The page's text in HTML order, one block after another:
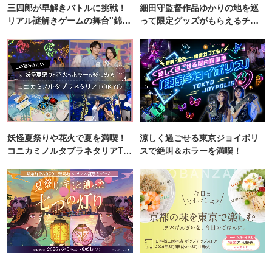
三四郎が早解きバトルに挑戦！
リアル謎解きゲームの舞台"錦糸
細田守監督作品ゆかりの地を巡
って限定グッズがもらえるチャ
妖怪夏祭りや花火で夏を満喫！
コニカミノルタプラネタリアTO
涼しく過ごせる東京ジョイポリ
スで絶叫＆ホラーを満喫！